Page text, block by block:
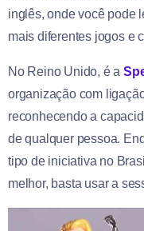
inglês, onde você pode
mais diferentes jogos e
No Reino Unido, é a
organização com
reconhecendo a
de qualquer pessoa.
tipo de iniciativa no
melhor, basta usar a